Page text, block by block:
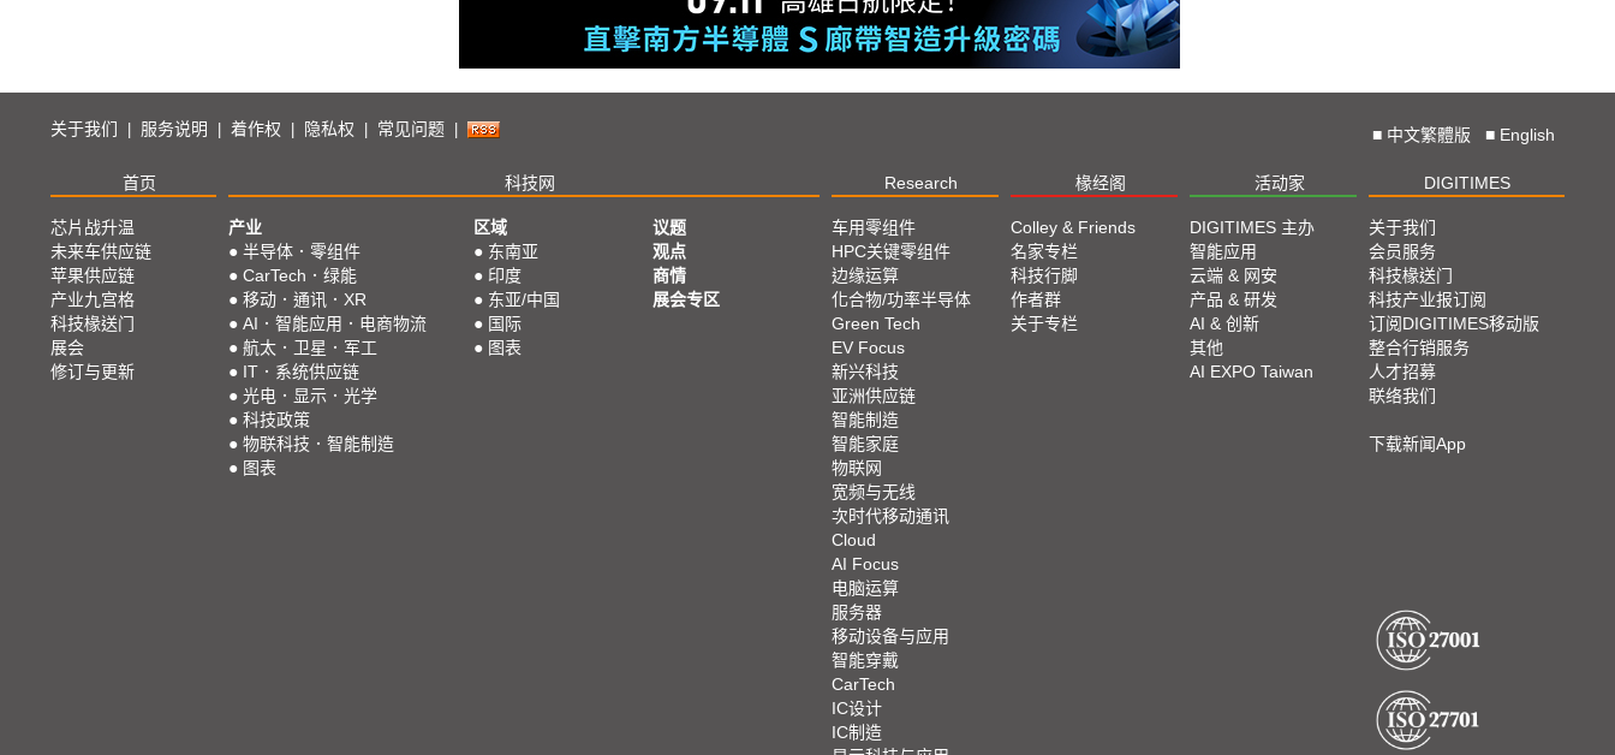
关于我们 服务说明 着作权 隐私权 常见问题 ■ 中文繁體版 ■ English
首页 科技网 Research 椽经阁 活动家 DIGITIMES
芯片战升温
未来车供应链
苹果供应链
产业九宫格
科技椽送门
展会
修订与更新
产业
● 半导体．零组件
● CarTech．绿能
● 移动．通讯．XR
● AI．智能应用．电商物流
● 航太．卫星．军工
● IT．系统供应链
● 光电．显示．光学
● 科技政策
● 物联科技．智能制造
● 图表
区域
● 东南亚
● 印度
● 东亚/中国
● 国际
● 图表
议题
观点
商情
展会专区
车用零组件
HPC关键零组件
边缘运算
化合物/功率半导体
Green Tech
EV Focus
新兴科技
亚洲供应链
智能制造
智能家庭
物联网
宽频与无线
次时代移动通讯
Cloud
AI Focus
电脑运算
服务器
移动设备与应用
智能穿戴
CarTech
IC设计
IC制造
Colley & Friends
名家专栏
科技行脚
作者群
关于专栏
DIGITIMES 主办
智能应用
云端 & 网安
产品 & 研发
AI & 创新
其他
AI EXPO Taiwan
关于我们
会员服务
科技椽送门
科技产业报订阅
订阅DIGITIMES移动版
整合行销服务
人才招募
联络我们
下载新闻App